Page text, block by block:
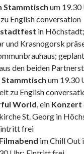
Stammtisch um 19.30
English conversation
in
und Krasnogorsk
den beiden
Stammtisch um 19.30
zu English
World, ein Konzert
St. Georg in
frei
im Chill Out